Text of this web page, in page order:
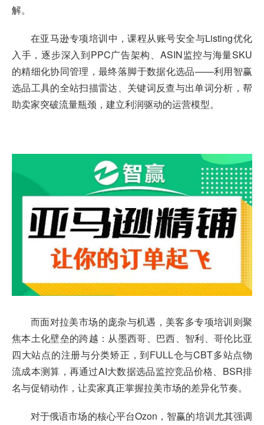
解。
在亚马逊专项培训中，课程从账号安全与Listing优化
入手，逐步深入到PPC广告架构、ASIN监控与海量SKU
的精细化协同管理，最终落脚于数据化选品——利用智赢
选品工具的全站扫描雷达、关键词反查与出单词分析，帮
助卖家突破流量瓶颈，建立利润驱动的运营模型。
而面对拉美市场的庞杂与机遇，美客多专项培训则聚
焦本土化壁垒的跨越：从墨西哥、巴西、智利、哥伦比亚
四大站点的注册与分类矫正，到FULL仓与CBT多站点物
流成本测算，再通过AI大数据选品监控竞品价格、BSR排
名与促销动作，让卖家真正掌握拉美市场的差异化节奏。
对于俄语市场的核心平台Ozon，智赢的培训尤其强调